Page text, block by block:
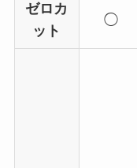
ゼロカ
ット
◯